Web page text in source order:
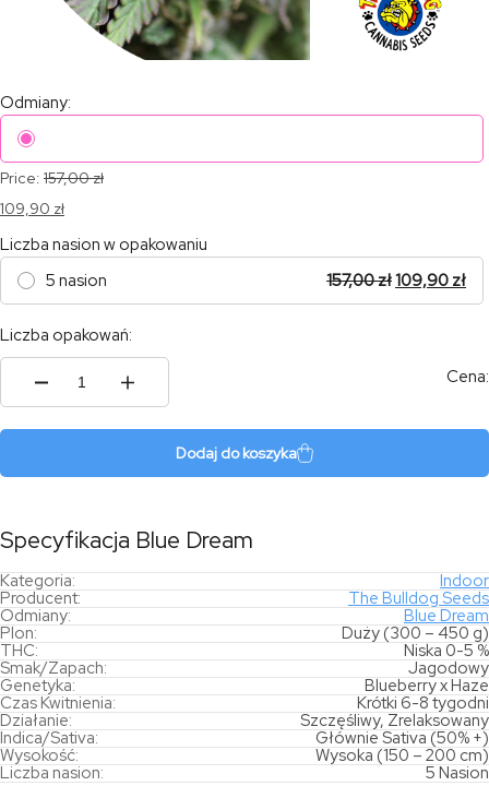
Odmiany:
Price: 157,00zł
109,90 zł
Liczba nasion w opakowaniu
5 nasion
157,00zł109,90 zł
Liczba opakowań:
ilość
Cena:
Dodaj do koszyka
Specyfikacja Blue Dream
Kategoria:
Indoor
Producent:
The Bulldog Seeds
Odmiany:
Blue Dream
Plon:
Duży (300 – 450 g)
THC:
Niska 0-5 %
Smak/Zapach:
Jagodowy
Genetyka:
Blueberry x Haze
Czas Kwitnienia:
Krótki 6-8 tygodni
Działanie:
Szczęśliwy, Zrelaksowany
Indica/Sativa:
Głównie Sativa (50% +)
Wysokość:
Wysoka (150 – 200 cm)
Liczba nasion:
5 Nasion